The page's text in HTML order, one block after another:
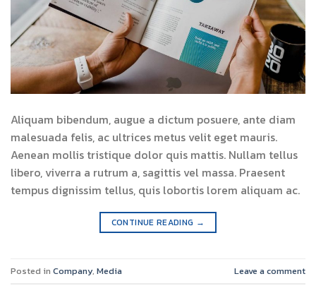
Aliquam bibendum, augue a dictum posuere, ante diam
malesuada felis, ac ultrices metus velit eget mauris.
Aenean mollis tristique dolor quis mattis. Nullam tellus
libero, viverra a rutrum a, sagittis vel massa. Praesent
tempus dignissim tellus, quis lobortis lorem aliquam ac.
CONTINUE READING →
Posted in Company, Media Leave a comment